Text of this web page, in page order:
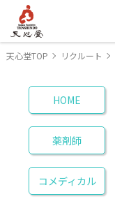
天心堂TOP リクルート
HOME
薬剤師
コメディカル